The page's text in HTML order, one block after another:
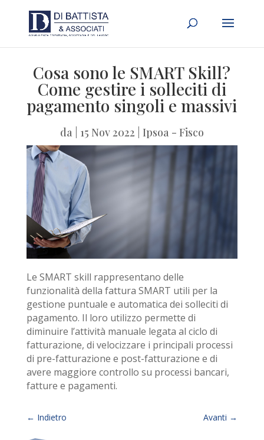
Cosa sono le SMART Skill?
Come gestire i solleciti di
pagamento singoli e massivi
da 15 Nov 2022 Ipsoa - Fisco
Le SMART skill rappresentano delle
funzionalità della fattura SMART utili per la
gestione puntuale e automatica dei solleciti di
pagamento. Il loro utilizzo permette di
diminuire l’attività manuale legata al ciclo di
fatturazione, di velocizzare i principali processi
di pre-fatturazione e post-fatturazione e di
avere maggiore controllo su processi bancari,
fatture e pagamenti.
← Indietro Avanti →